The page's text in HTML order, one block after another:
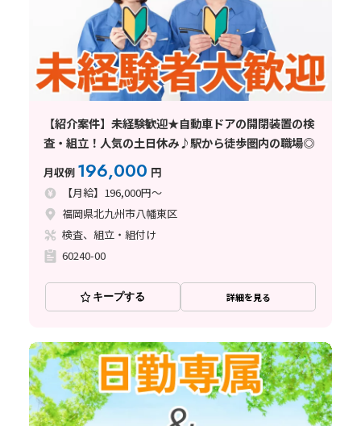
【紹介案件】未経験歓迎★自動車ドアの開閉装置の検
査・組立！人気の土日休み♪駅から徒歩圏内の職場◎
月収例 196,000 円
【月給】196,000円～
福岡県北九州市八幡東区
検査、組立・組付け
60240-00
キープする 詳細を見る